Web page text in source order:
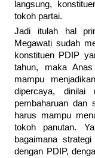
langsung,
tokoh partai.
Jadi itulah hal
Megawati sudah
konstituen PDIP
tahun, maka
mampu
dipercaya, dinilai
pembaharuan dan
harus mampu
tokoh panutan.
bagaimana
dengan PDIP,